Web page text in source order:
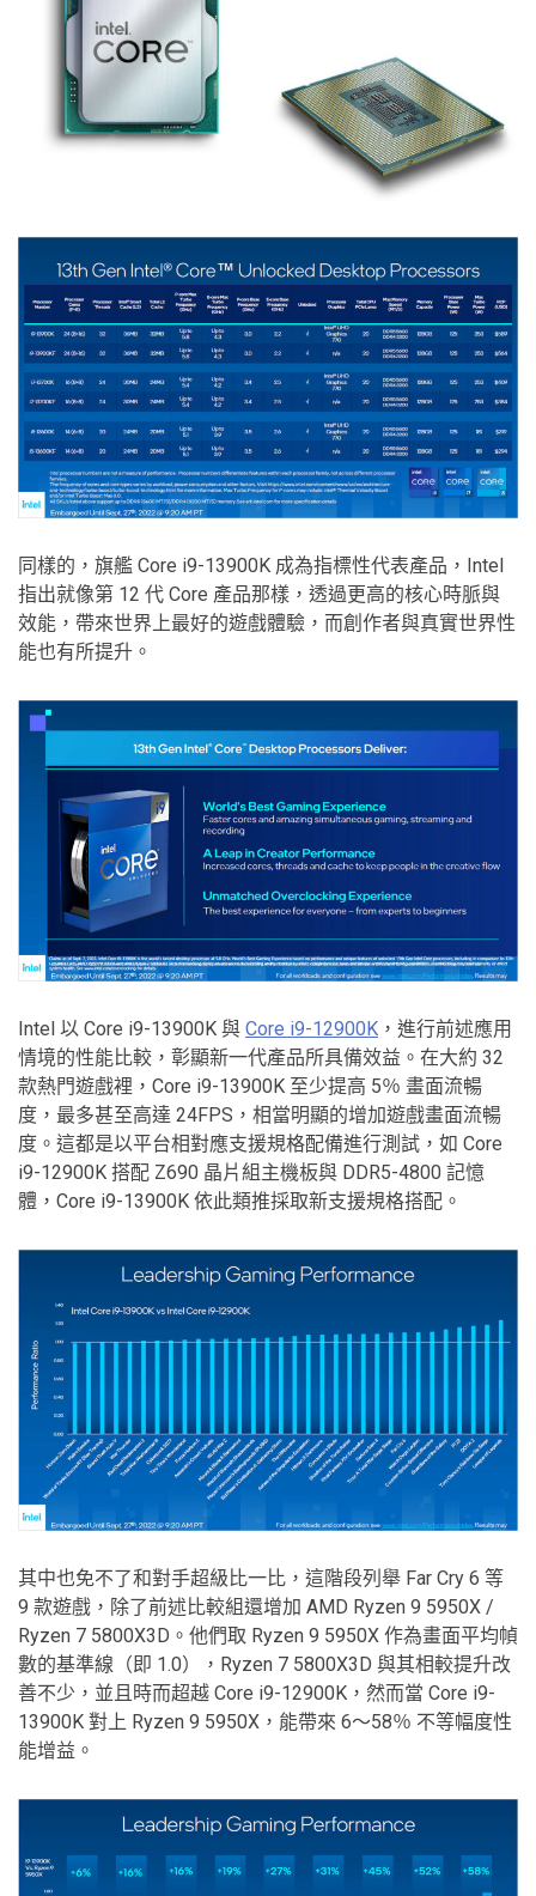
同樣的，旗艦 Core i9-13900K 成為指標性代表產品，Intel
指出就像第 12 代 Core 產品那樣，透過更高的核心時脈與
效能，帶來世界上最好的遊戲體驗，而創作者與真實世界性
能也有所提升。
Intel 以 Core i9-13900K 與 Core i9-12900K ，進行前述應用
情境的性能比較，彰顯新一代產品所具備效益。在大約 32
款熱門遊戲裡，Core i9-13900K 至少提高 5％ 畫面流暢
度，最多甚至高達 24FPS，相當明顯的增加遊戲畫面流暢
度。這都是以平台相對應支援規格配備進行測試，如 Core
i9-12900K 搭配 Z690 晶片組主機板與 DDR5-4800 記憶
體，Core i9-13900K 依此類推採取新支援規格搭配。
其中也免不了和對手超級比一比，這階段列舉 Far Cry 6 等
9 款遊戲，除了前述比較組還增加 AMD Ryzen 9 5950X /
Ryzen 7 5800X3D。他們取 Ryzen 9 5950X 作為畫面平均幀
數的基準線（即 1.0），Ryzen 7 5800X3D 與其相較提升改
善不少，並且時而超越 Core i9-12900K，然而當 Core i9-
13900K 對上 Ryzen 9 5950X，能帶來 6～58％ 不等幅度性
能增益。